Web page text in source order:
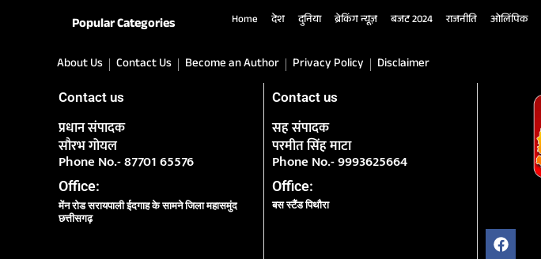
Popular Categories Home देश दुनिया ब्रेकिंग न्यूज़ बजट 2024 राजनीति ओलिंपिक
About Us Contact Us Become an Author Privacy Policy Disclaimer
Contact us
प्रधान संपादक
सौरभ गोयल
Phone No.- 87701 65576
Office:
मेंन रोड सरायपाली ईदगाह के सामने जिला महासमुंद
छत्तीसगढ़
Contact us
सह संपादक
परमीत सिंह माटा
Phone No.- 9993625664
Office:
बस स्टैंड पिथौरा